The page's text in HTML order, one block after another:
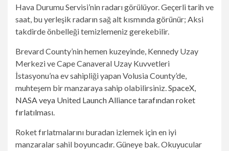
Hava Durumu Servisi’nin radarı görülüyor. Geçerli tarih ve
saat, bu yerleşik radarın sağ alt kısmında görünür; Aksi
takdirde önbelleği temizlemeniz gerekebilir.
Brevard County’nin hemen kuzeyinde, Kennedy Uzay
Merkezi ve Cape Canaveral Uzay Kuvvetleri
İstasyonu’na ev sahipliği yapan Volusia County’de,
muhteşem bir manzaraya sahip olabilirsiniz.SpaceX,
NASA veya United Launch Alliance tarafından roket
fırlatılması.
Roket fırlatmalarını buradan izlemek için en iyi
manzaralar sahil boyuncadır. Güneye bak. Okuyucular